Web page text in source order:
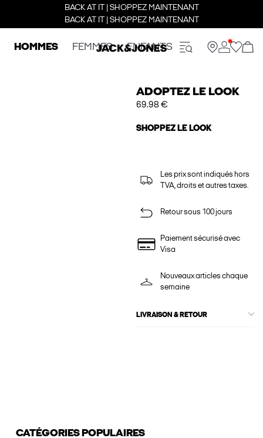
BACK AT IT | SHOPPEZ MAINTENANT
BACK AT IT | SHOPPEZ MAINTENANT
HOMMES FEMMES ENFANTS
ADOPTEZ LE LOOK
69.98 €
SHOPPEZ LE LOOK
Les prix sont indiqués hors
TVA, droits et autres taxes.
Retour sous 100 jours
Paiement sécurisé avec
Visa
Nouveaux articles chaque
semaine
LIVRAISON & RETOUR
CATÉGORIES POPULAIRES